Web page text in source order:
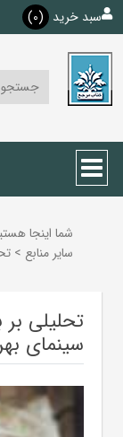
سبد خرید (0)
شما اینجا
ساير منابع >
تحلیلی بر
سینمای